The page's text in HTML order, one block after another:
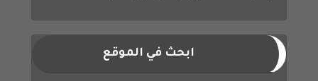
ابحث في الموقع